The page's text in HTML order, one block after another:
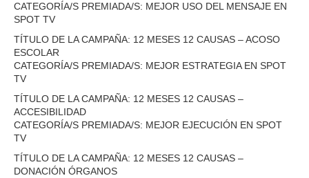
CATEGORÍA/S PREMIADA/S: MEJOR USO DEL MENSAJE EN
SPOT TV
TÍTULO DE LA CAMPAÑA: 12 MESES 12 CAUSAS – ACOSO
ESCOLAR
CATEGORÍA/S PREMIADA/S: MEJOR ESTRATEGIA EN SPOT
TV
TÍTULO DE LA CAMPAÑA: 12 MESES 12 CAUSAS –
ACCESIBILIDAD
CATEGORÍA/S PREMIADA/S: MEJOR EJECUCIÓN EN SPOT
TV
TÍTULO DE LA CAMPAÑA: 12 MESES 12 CAUSAS –
DONACIÓN ÓRGANOS